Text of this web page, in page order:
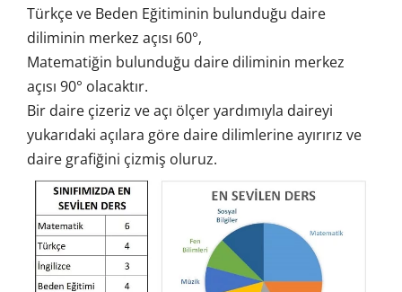
Türkçe ve Beden Eğitiminin bulunduğu daire
diliminin merkez açısı 60°,
Matematiğin bulunduğu daire diliminin merkez
açısı 90° olacaktır.
Bir daire çizeriz ve açı ölçer yardımıyla daireyi
yukarıdaki açılara göre daire dilimlerine ayırırız ve
daire grafiğini çizmiş oluruz.